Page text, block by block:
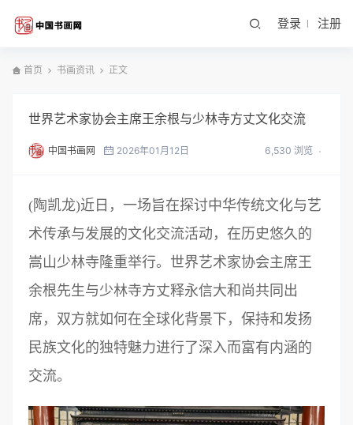
登录 注册
首页 书画资讯 正文
世界艺术家协会主席王余根与少林寺方丈文化交流
中国书画网 2026年01月12日 6,530 浏览
(陶凯龙)近日，一场旨在探讨中华传统文化与艺
术传承与发展的文化交流活动，在历史悠久的
嵩山少林寺隆重举行。世界艺术家协会主席王
余根先生与少林寺方丈释永信大和尚共同出
席，双方就如何在全球化背景下，保持和发扬
民族文化的独特魅力进行了深入而富有内涵的
交流。